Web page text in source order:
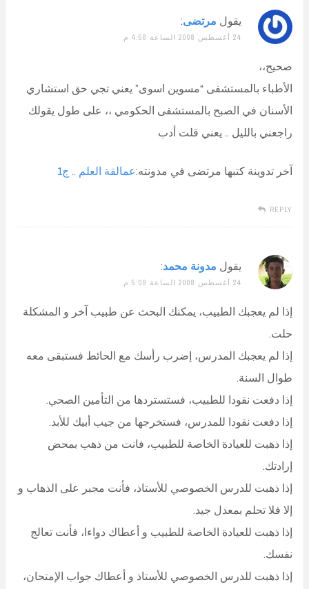
يقول مرتضى:
24 أغسطس 2008 الساعة 4:58 م
صحيح،،
الأطباء بالمستشفى “مسوين اسوى” يعني تجي حق استشاري
الأسنان في الصبح بالمستشفى الحكومي ،، على طول يقولك
راجعني بالليل .. يعني قلت أدب
آخر تدوينة كتبها مرتضى في مدونته:عمالقة العلم .. ج1
REPLY
يقول مدونة محمد:
24 أغسطس 2008 الساعة 5:09 م
إذا لم يعجبك الطبيب، يمكنك البحث عن طبيب آخر و المشكلة
حلت.
إذا لم يعجبك المدرس، إضرب رأسك مع الحائط فستبقى معه
طوال السنة.
إذا دفعت نقودا للطبيب، فستستردها من التأمين الصحي.
إذا دفعت نقودا للمدرس، فستخرجها من جيب أبيك للأبد.
إذا ذهبت للعيادة الخاصة للطبيب، فانت من ذهب بمحض
إرادتك.
إذا ذهبت للدرس الخصوصي للأستاذ، فأنت مجبر على الذهاب و
إلا فلا تحلم بمعدل جيد.
إذا ذهبت للعيادة الخاصة للطبيب و أعطاك دواءا، فأنت تعالج
نفسك.
إذا ذهبت للدرس الخصوصي للأستاذ و أعطاك جواب الإمتحان،